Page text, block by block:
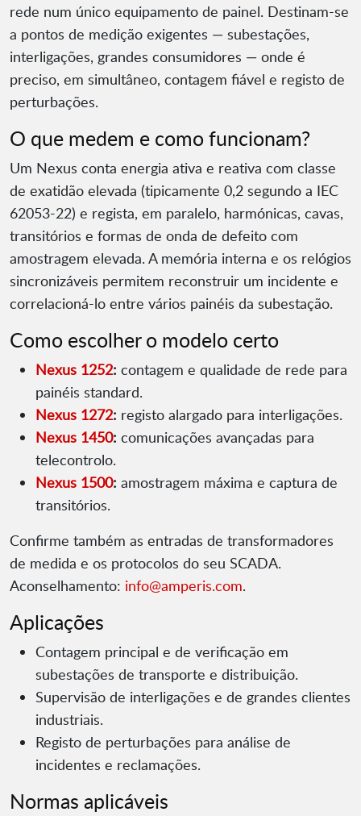
rede num único equipamento de painel. Destinam-se
a pontos de medição exigentes — subestações,
interligações, grandes consumidores — onde é
preciso, em simultâneo, contagem fiável e registo de
perturbações.
O que medem e como funcionam?
Um Nexus conta energia ativa e reativa com classe
de exatidão elevada (tipicamente 0,2 segundo a IEC
62053-22) e regista, em paralelo, harmónicas, cavas,
transitórios e formas de onda de defeito com
amostragem elevada. A memória interna e os relógios
sincronizáveis permitem reconstruir um incidente e
correlacioná-lo entre vários painéis da subestação.
Como escolher o modelo certo
Nexus 1252: contagem e qualidade de rede para
painéis standard.
Nexus 1272: registo alargado para interligações.
Nexus 1450: comunicações avançadas para
telecontrolo.
Nexus 1500: amostragem máxima e captura de
transitórios.
Confirme também as entradas de transformadores
de medida e os protocolos do seu SCADA.
Aconselhamento: info@amperis.com.
Aplicações
Contagem principal e de verificação em
subestações de transporte e distribuição.
Supervisão de interligações e de grandes clientes
industriais.
Registo de perturbações para análise de
incidentes e reclamações.
Normas aplicáveis